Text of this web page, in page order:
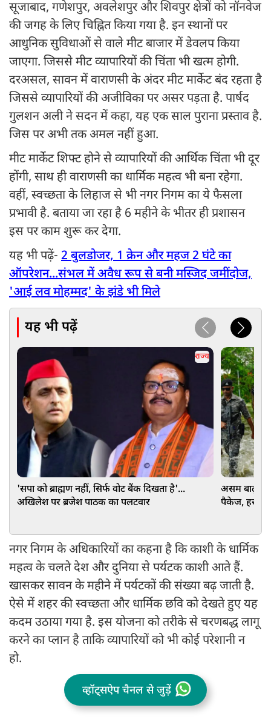
सूजाबाद, गणेशपुर, अवलेशपुर और शिवपुर क्षेत्रों को नॉनवेज
की जगह के लिए चिह्नित किया गया है. इन स्थानों पर
आधुनिक सुविधाओं से वाले मीट बाजार में डेवलप किया
जाएगा. जिससे मीट व्यापारियों की चिंता भी खत्म होगी.
दरअसल, सावन में वाराणसी के अंदर मीट मार्केट बंद रहता है
जिससे व्यापारियों की अजीविका पर असर पड़ता है. पार्षद
गुलशन अली ने सदन में कहा, यह एक साल पुराना प्रस्ताव है.
जिस पर अभी तक अमल नहीं हुआ.
मीट मार्केट शिफ्ट होने से व्यापारियों की आर्थिक चिंता भी दूर
होंगी, साथ ही वाराणसी का धार्मिक महत्व भी बना रहेगा.
वहीं, स्वच्छता के लिहाज से भी नगर निगम का ये फैसला
प्रभावी है. बताया जा रहा है 6 महीने के भीतर ही प्रशासन
इस पर काम शुरू कर देगा.
यह भी पढ़ें- 2 बुलडोजर, 1 क्रेन और महज 2 घंटे का
ऑपरेशन...संभल में अवैध रूप से बनी मस्जिद जमींदोज,
'आई लव मोहम्मद' के झंडे भी मिले
यह भी पढ़ें
राज्य
'सपा को ब्राह्मण नहीं, सिर्फ वोट बैंक दिखता है'...
अखिलेश पर ब्रजेश पाठक का पलटवार
असम बाढ़
पैकेज, हर
नगर निगम के अधिकारियों का कहना है कि काशी के धार्मिक
महत्व के चलते देश और दुनिया से पर्यटक काशी आते हैं.
खासकर सावन के महीने में पर्यटकों की संख्या बढ़ जाती है.
ऐसे में शहर की स्वच्छता और धार्मिक छवि को देखते हुए यह
कदम उठाया गया है. इस योजना को तरीके से चरणबद्ध लागू
करने का प्लान है ताकि व्यापारियों को भी कोई परेशानी न
हो.
व्हॉट्सऐप चैनल से जुड़ें